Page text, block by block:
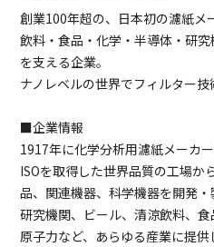
創業100年超の、日本初の濾紙メ
飲料・食品・化学・半導体・研
を支える企業。
ナノレベルの世界でフィルター技
■企業情報
1917年に化学分析用濾紙メーカー
ISOを取得した世界品質の工場か
品、関連機器、科学機器を開発
研究機関、ビール、清涼飲料、食
原子力など、あらゆる産業に提供